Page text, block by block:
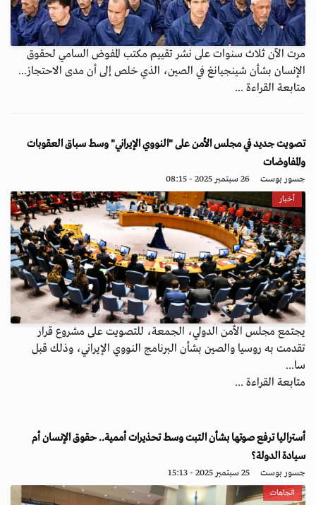
مرت الآن ثلاث سنوات على نشر تقييم مكتب المفوض السامي لحقوق
الإنسان بشأن شينجيانغ في الصين، الذي خلص إلى أن مدى الاحتجاز...
متابعة القراءة ...
تصويت جديد في مجلس الأمن على "النووي الإيراني" وسط سباق العقوبات
والمفاوضات
جسور بوست 26 سبتمبر 2025 - 08:15
أخبار
يجتمع مجلس الأمن الدولي، الجمعة، للتصويت على مشروع قرار
تقدمت به روسيا والصين بشأن البرنامج النووي الإيراني، وذلك قبل
سا...
متابعة القراءة ...
أستراليا ترفع صوتها بشأن التبت وسط تحذيرات أممية.. حقوق الإنسان أم
سيادة الدولة؟
جسور بوست 25 سبتمبر 2025 - 15:13
اتجاهات